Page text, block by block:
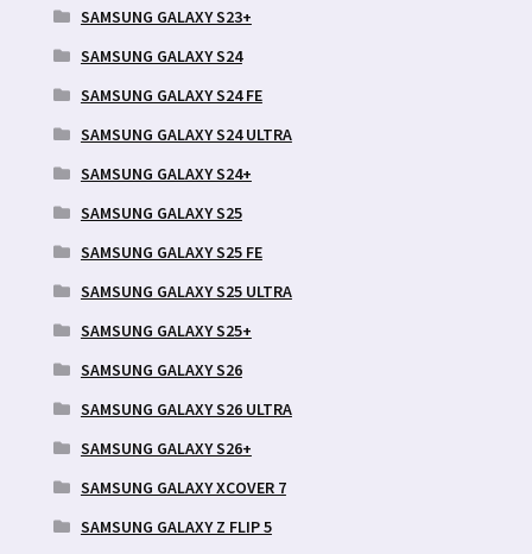
SAMSUNG GALAXY S23+
SAMSUNG GALAXY S24
SAMSUNG GALAXY S24 FE
SAMSUNG GALAXY S24 ULTRA
SAMSUNG GALAXY S24+
SAMSUNG GALAXY S25
SAMSUNG GALAXY S25 FE
SAMSUNG GALAXY S25 ULTRA
SAMSUNG GALAXY S25+
SAMSUNG GALAXY S26
SAMSUNG GALAXY S26 ULTRA
SAMSUNG GALAXY S26+
SAMSUNG GALAXY XCOVER 7
SAMSUNG GALAXY Z FLIP 5